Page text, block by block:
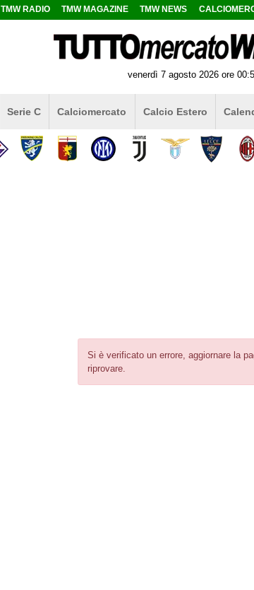
Si è verificato un errore, aggiornare la
riprovare.
TMW RADIO TMW MAGAZINE TMW NEWS
venerdì 7 agosto 2026 ore
Serie C Calciomercato Calcio Estero